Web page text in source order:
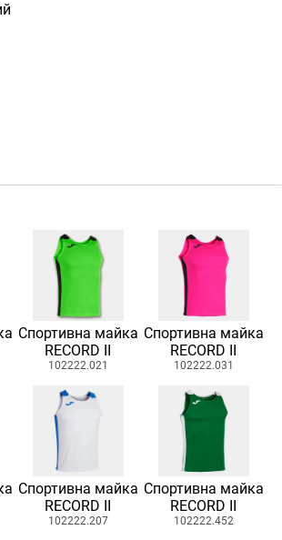
Спортивна майка
RECORD II
102222.021
Спортивна майка
RECORD II
102222.031
Спортивна майка
RECORD II
102222.207
Спортивна майка
RECORD II
102222.452